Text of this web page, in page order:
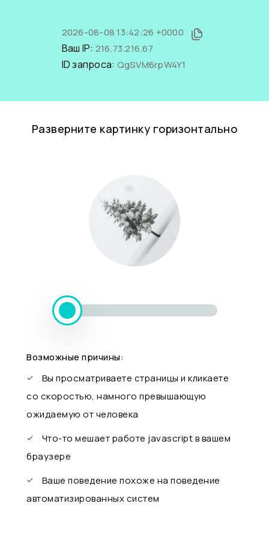
2026-08-08 13:42:26 +0000
Ваш IP: 216.73.216.67
ID запроса: QgSVM6rpW4Y1
Разверните картинку горизонтально
Возможные причины:
Вы просматриваете страницы и кликаете
со скоростью, намного превышающую
ожидаемую от человека
Что-то мешает работе javascript в вашем
браузере
Ваше поведение похоже на поведение
автоматизированных систем